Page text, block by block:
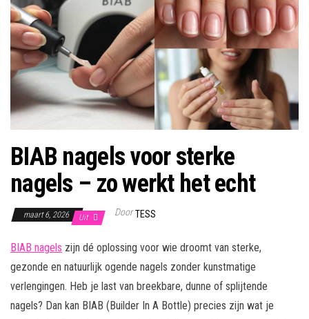
BIAB nagels voor sterke
nagels – zo werkt het echt
maart 6, 2026 Uit Door TESS
BIAB nagels zijn dé oplossing voor wie droomt van sterke,
gezonde en natuurlijk ogende nagels zonder kunstmatige
verlengingen. Heb je last van breekbare, dunne of splijtende
nagels? Dan kan BIAB (Builder In A Bottle) precies zijn wat je